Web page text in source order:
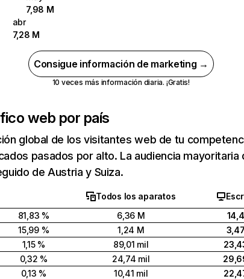
7,98 M
abr
7,28 M
Consigue información de marketing →
10 veces más información diaria. ¡Gratis!
web por país
global de los visitantes web de tu
pasados por alto. La audiencia mayoritaria
de Austria y Suiza.
Todos los aparatos
81,83 % 6,36 M
15,99 % 1,24 M
1,15 % 89,01 mil
0,32 % 24,74 mil
0,13 % 10,41 mil